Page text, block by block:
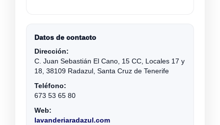
Datos de contacto
Dirección:
C. Juan Sebastián El Cano, 15 CC, Locales 17 y
18, 38109 Radazul, Santa Cruz de Tenerife
Teléfono:
673 53 65 80
Web:
lavanderiaradazul.com